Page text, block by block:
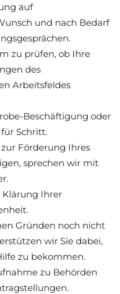
auf
und nach Bedarf
zu prüfen, ob Ihre
des
Arbeitsfeldes
Beschäftigung oder
Schritt.
Förderung Ihres
sprechen wir mit
Klärung Ihrer
Gründen noch nicht
wir Sie dabei,
zu bekommen.
zu Behörden